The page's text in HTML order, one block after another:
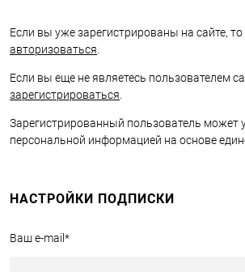
Если вы уже зарегистрированы на сайте,
авторизоваться
Если вы еще не являетесь пользователем
зарегистрироваться
Зарегистрированный пользователь может
персональной информацией на основе
НАСТРОЙКИ ПОДПИСКИ
Ваш e-mail *